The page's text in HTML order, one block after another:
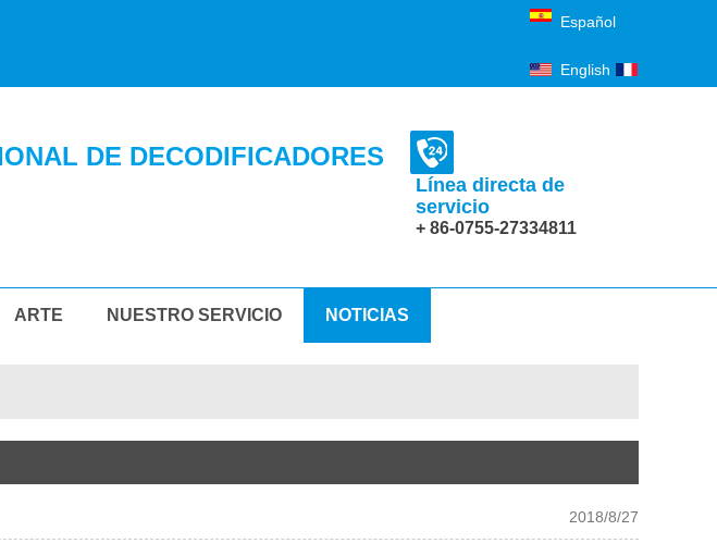
Español
English
DE DECODIFICADORES
Línea directa de
servicio
+ 86-0755-27334811
ARTE NUESTRO SERVICIO NOTICIAS
2018/8/27